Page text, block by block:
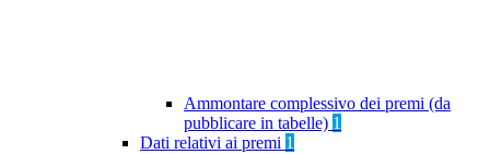
Ammontare complessivo dei premi (da
pubblicare in tabelle) 1
Dati relativi ai premi 1